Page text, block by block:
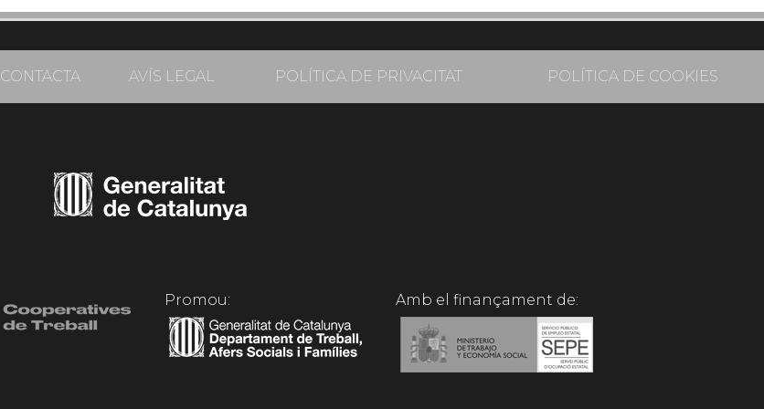
CONTACTA AVÍS LEGAL POLÍTICA DE PRIVACITAT POLÍTICA DE COOKIES
Promou: Amb el finançament de: